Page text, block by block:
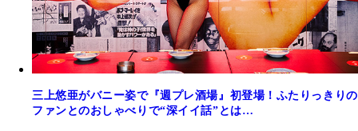
三上悠亜がバニー姿で『週プレ酒場』初登場！ふたりっきりの
ファンとのおしゃべりで“深イイ話”とは…